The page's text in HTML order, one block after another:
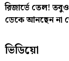
রিজার্ভে তেল!
ডেকে আনছেন না
ভিডিয়ো